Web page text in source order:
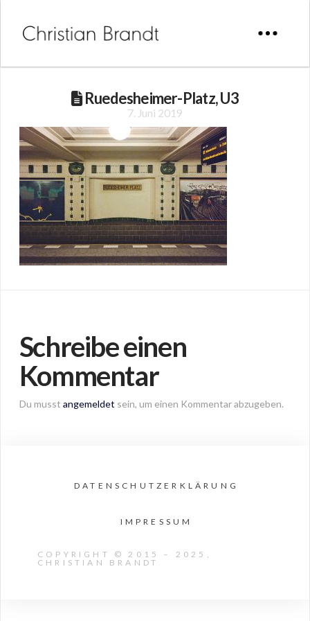
Ruedesheimer-Platz, U3
7. Juni 2019
Schreibe einen
Kommentar
Du musst angemeldet sein, um einen Kommentar abzugeben.
DATENSCHUTZERKLÄRUNG
IMPRESSUM
COPYRIGHT © 2015 – 2025,
CHRISTIAN BRANDT